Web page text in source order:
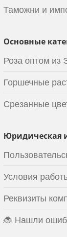
Таможни и
Основные
Роза оптом из
Горшечные
Срезанные
Юридическая
Условия
Реквизиты
🐞 Нашли